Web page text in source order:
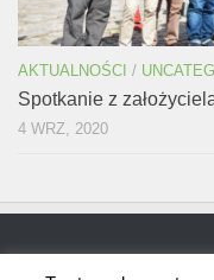
AKTUALNOŚCI /
Spotkanie z
4 WRZ, 2020